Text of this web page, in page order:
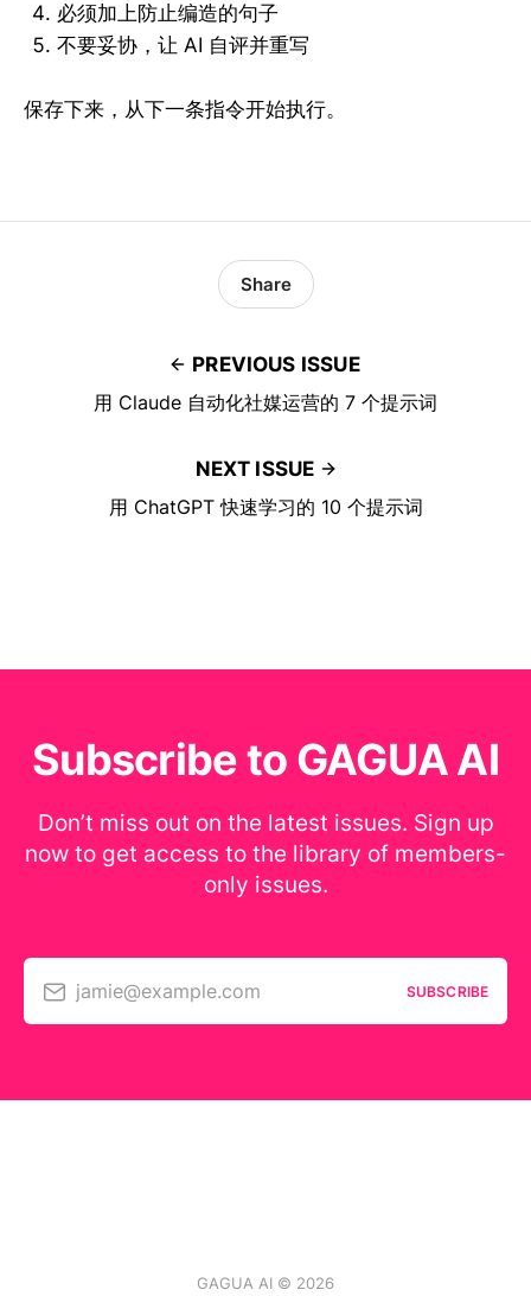
必须加上防止编造的句子
不要妥协，让 AI 自评并重写
保存下来，从下一条指令开始执行。
PREVIOUS ISSUE
用 Claude 自动化社媒运营的 7 个提示词
Share
NEXT ISSUE
用 ChatGPT 快速学习的 10 个提示词
Subscribe to GAGUA AI
Don’t miss out on the latest issues. Sign up
now to get access to the library of members-
only issues.
jamie@example.com SUBSCRIBE
GAGUA AI © 2026